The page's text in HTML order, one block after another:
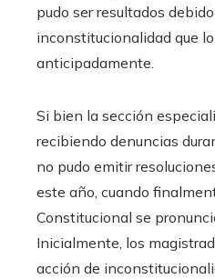
pudo ser resultados
inconstitucionalidad que
anticipadamente.
Si bien la sección
recibiendo denuncias
no pudo emitir
este año, cuando
Constitucional se
Inicialmente, los
acción de